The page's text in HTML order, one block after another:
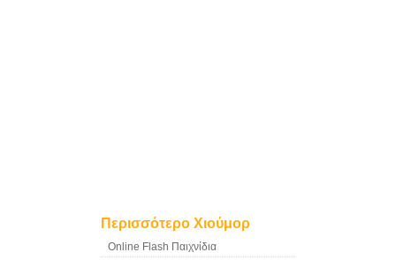
Περισσότερο Χιούμορ
Online Flash Παιχνίδια